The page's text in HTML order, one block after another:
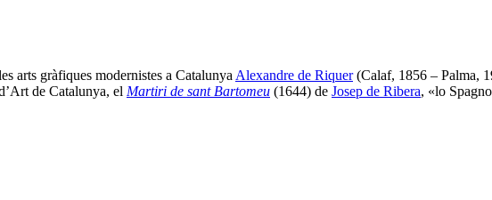
arts gràfiques modernistes a Catalunya Alexandre de Riquer(Calaf, 1856 – Palma,
de Catalunya, el Martiri de sant Bartomeu (1644) de Josep de Ribera, «lo